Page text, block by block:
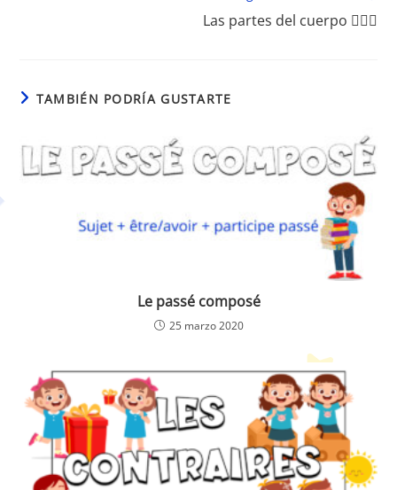
Las partes del cuerpo 🤸🏼‍♀️
TAMBIÉN PODRÍA GUSTARTE
Le passé composé
25 marzo 2020